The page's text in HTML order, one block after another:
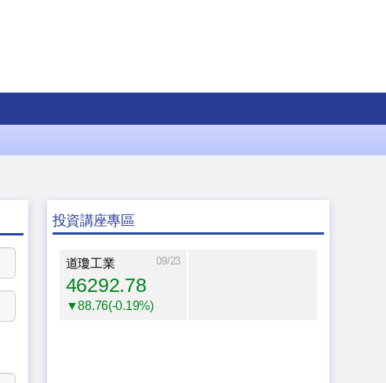
投資講座專區
道瓊工業 09/23
46292.78
▼88.76(-0.19%)